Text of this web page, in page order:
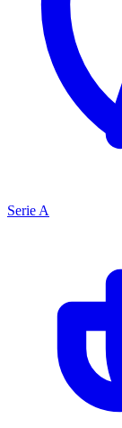
Serie A